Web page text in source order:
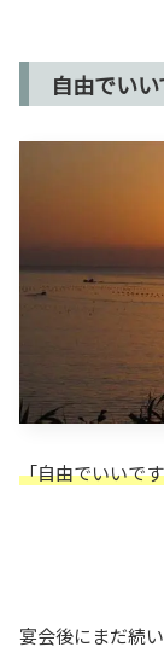
自由でい
「自由でいいで
宴会後にまだ続